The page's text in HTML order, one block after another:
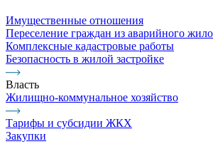
Имущественные отношения
Переселение граждан из аварийного
Комплексные кадастровые работы
Безопасность в жилой застройке
Власть
Жилищно-коммунальное хозяйство
Тарифы и субсидии ЖКХ
Закупки